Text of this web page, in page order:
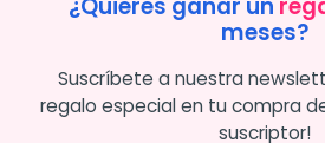
meses?
Suscríbete a nuestra
regalo especial en tu compra
suscriptor!